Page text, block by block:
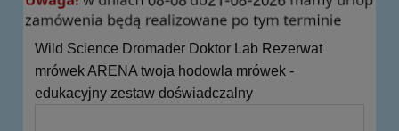
Wild Science Dromader Doktor Lab Rezerwat
mrówek ARENA twoja hodowla mrówek -
edukacyjny zestaw doświadczalny